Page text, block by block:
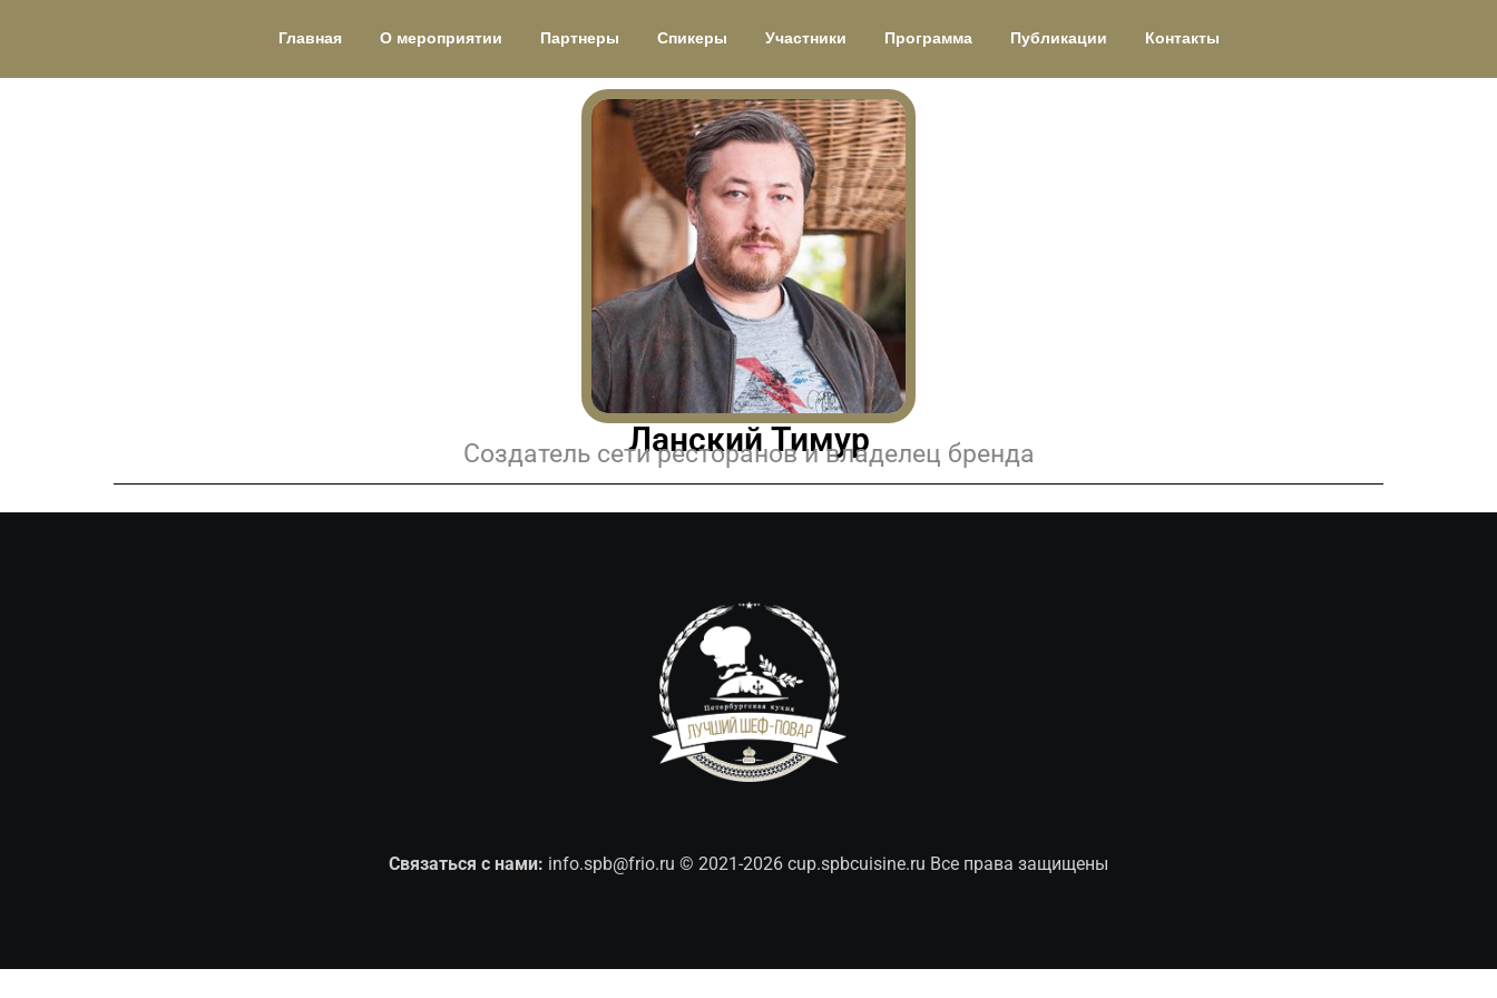
Главная О мероприятии Партнеры Спикеры Участники Программа Публикации Контакты
Ланский Тимур
Создатель сети ресторанов и владелец бренда
Связаться с нами: info.spb@frio.ru © 2021-2026 cup.spbcuisine.ru Все права защищены